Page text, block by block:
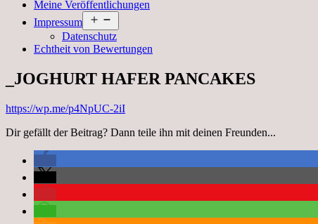
Meine Veröffentlichungen
Impressum
öffnen
Datenschutz
Echtheit von Bewertungen
_JOGHURT HAFER PANCAKES
https://wp.me/p4NpUC-2iI
Dir gefällt der Beitrag? Dann teile ihn mit deinen Freunden...